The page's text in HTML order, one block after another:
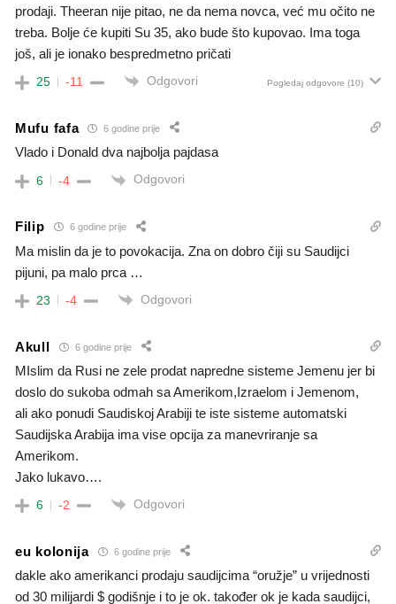
prodaji. Theeran nije pitao, ne da nema novca, već mu očito ne
treba. Bolje će kupiti Su 35, ako bude što kupovao. Ima toga
još, ali je ionako bespredmetno pričati
25 -11 Odgovori Pogledaj odgovore (10)
Mufu fafa 6 godine prije
Vlado i Donald dva najbolja pajdasa
6 -4 Odgovori
Filip 6 godine prije
Ma mislin da je to povokacija. Zna on dobro čiji su Saudijci
pijuni, pa malo prca …
23 -4 Odgovori
Akull 6 godine prije
MIslim da Rusi ne zele prodat napredne sisteme Jemenu jer bi
doslo do sukoba odmah sa Amerikom,Izraelom i Jemenom,
ali ako ponudi Saudiskoj Arabiji te iste sisteme automatski
Saudijska Arabija ima vise opcija za manevriranje sa
Amerikom.
Jako lukavo….
6 -2 Odgovori
eu kolonija 6 godine prije
dakle ako amerikanci prodaju saudijcima “oružje” u vrijednosti
od 30 milijardi $ godišnje i to je ok. također ok je kada saudijci,